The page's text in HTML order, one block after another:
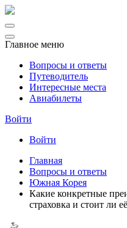
Главное меню
Вопросы и ответы
Путеводитель
Интересные места
Авиабилеты
Войти
Войти
Главная
Вопросы и ответы
Южная Корея
Какие конкретные
страховка и стоит ли